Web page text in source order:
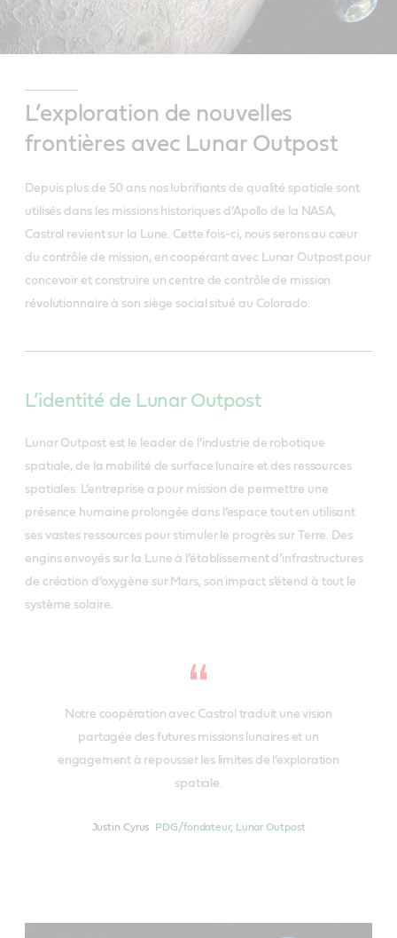
L’exploration de nouvelles
frontières avec Lunar Outpost
Depuis plus de 50 ans nos lubrifiants de qualité spatiale sont
utilisés dans les missions historiques d’Apollo de la NASA,
Castrol revient sur la Lune. Cette fois-ci, nous serons au cœur
du contrôle de mission, en coopérant avec Lunar Outpost pour
concevoir et construire un centre de contrôle de mission
révolutionnaire à son siège social situé au Colorado.
L’identité de Lunar Outpost
Lunar Outpost est le leader de l’industrie de robotique
spatiale, de la mobilité de surface lunaire et des ressources
spatiales. L’entreprise a pour mission de permettre une
présence humaine prolongée dans l’espace tout en utilisant
ses vastes ressources pour stimuler le progrès sur Terre. Des
engins envoyés sur la Lune à l’établissement d’infrastructures
de création d’oxygène sur Mars, son impact s’étend à tout le
système solaire.
Notre coopération avec Castrol traduit une vision
partagée des futures missions lunaires et un
engagement à repousser les limites de l’exploration
spatiale.
Justin Cyrus PDG/fondateur, Lunar Outpost